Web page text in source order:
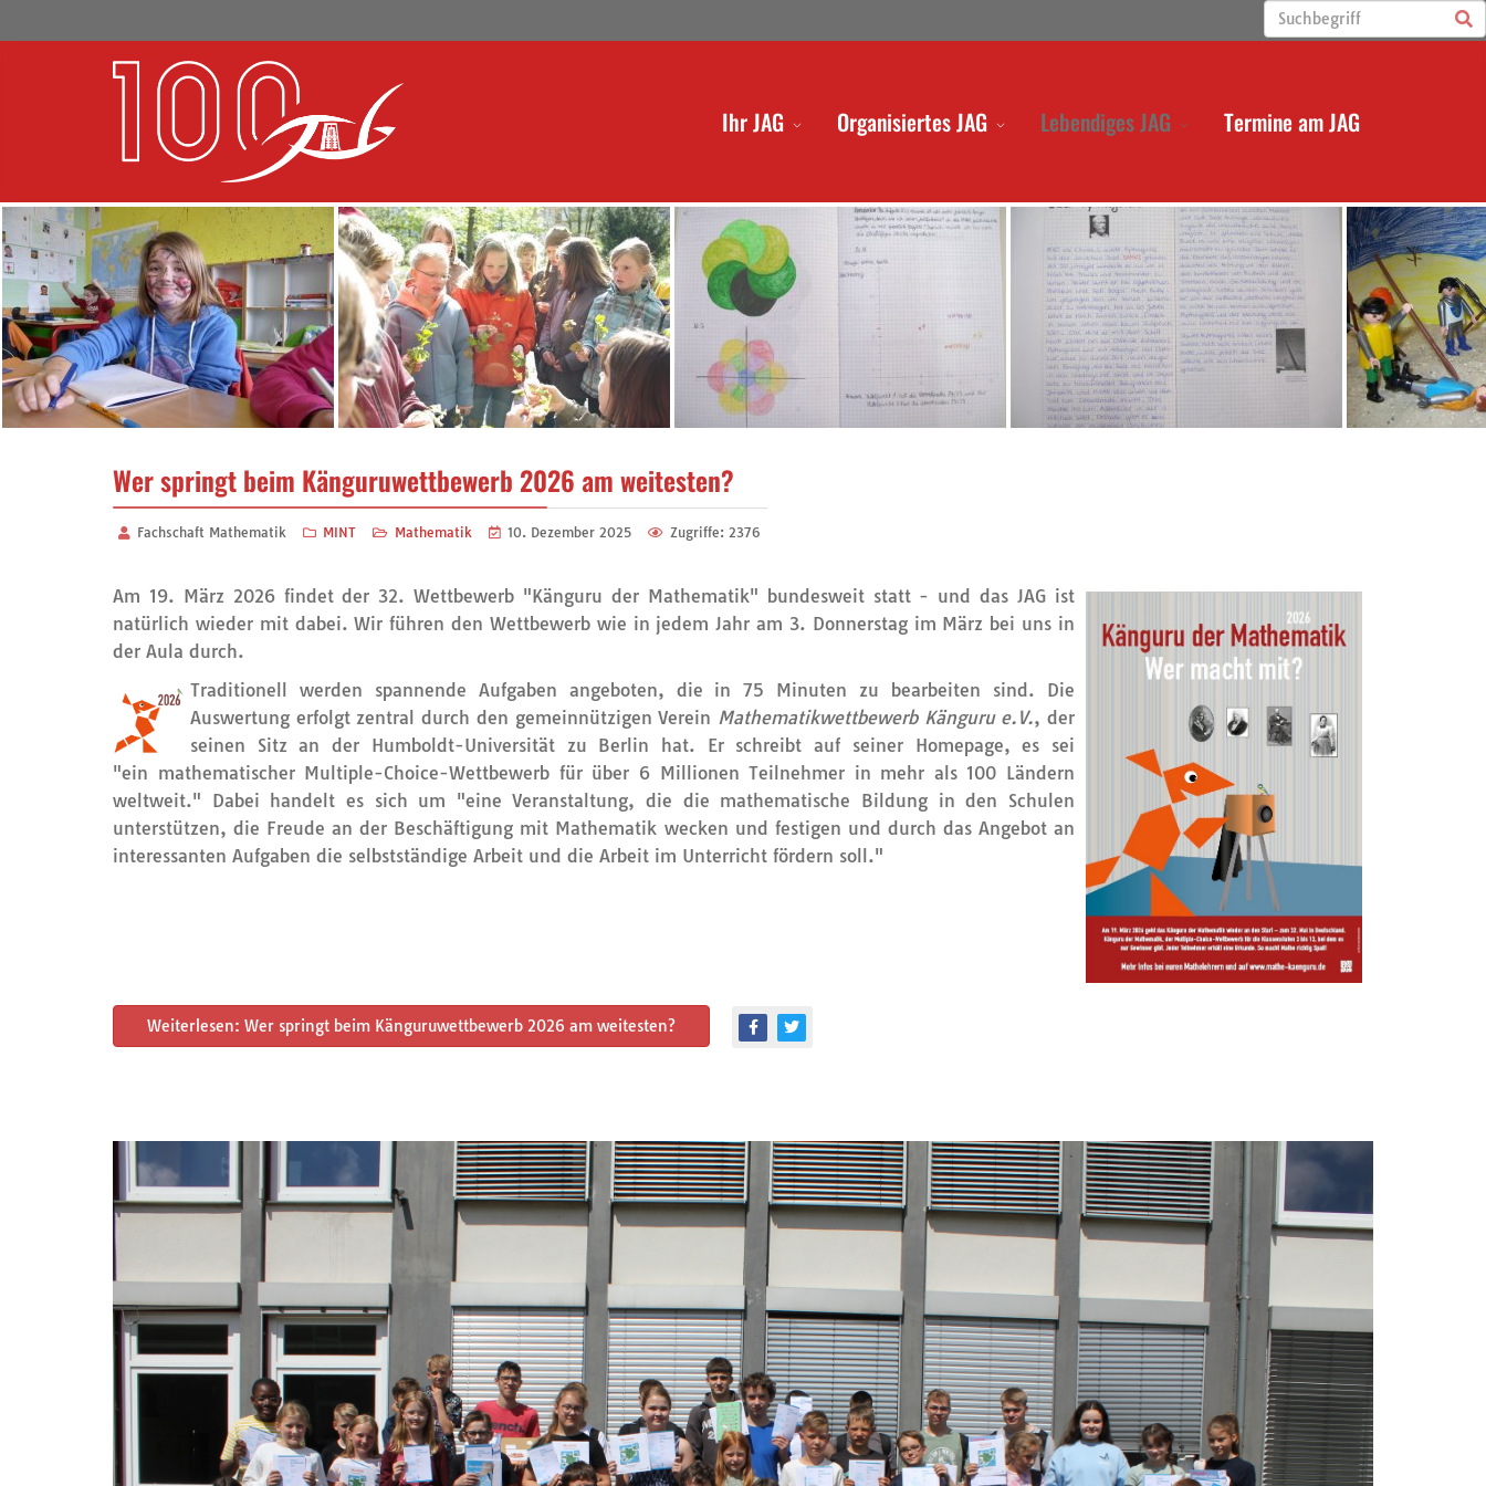
Ihr JAG Organisiertes JAG Lebendiges JAG Termine am JAG
Wer springt beim Känguruwettbewerb 2026 am weitesten?
Fachschaft Mathematik MINT Mathematik 10. Dezember 2025 Zugriffe: 2376
Am 19. März 2026 findet der 32. Wettbewerb "Känguru der Mathematik" bundesweit statt - und das JAG ist
natürlich wieder mit dabei. Wir führen den Wettbewerb wie in jedem Jahr am 3. Donnerstag im März bei uns in
der Aula durch.
Traditionell werden spannende Aufgaben angeboten, die in 75 Minuten zu bearbeiten sind. Die
Auswertung erfolgt zentral durch den gemeinnützigen Verein Mathematikwettbewerb Känguru e.V., der
seinen Sitz an der Humboldt-Universität zu Berlin hat. Er schreibt auf seiner Homepage, es sei
"ein mathematischer Multiple-Choice-Wettbewerb für über 6 Millionen Teilnehmer in mehr als 100 Ländern
weltweit." Dabei handelt es sich um "eine Veranstaltung, die die mathematische Bildung in den Schulen
unterstützen, die Freude an der Beschäftigung mit Mathematik wecken und festigen und durch das Angebot an
interessanten Aufgaben die selbstständige Arbeit und die Arbeit im Unterricht fördern soll."
Weiterlesen: Wer springt beim Känguruwettbewerb 2026 am weitesten?